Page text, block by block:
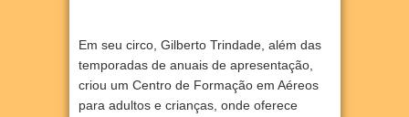
Em seu circo, Gilberto Trindade, além das
temporadas de anuais de apresentação,
criou um Centro de Formação em Aéreos
para adultos e crianças, onde oferece